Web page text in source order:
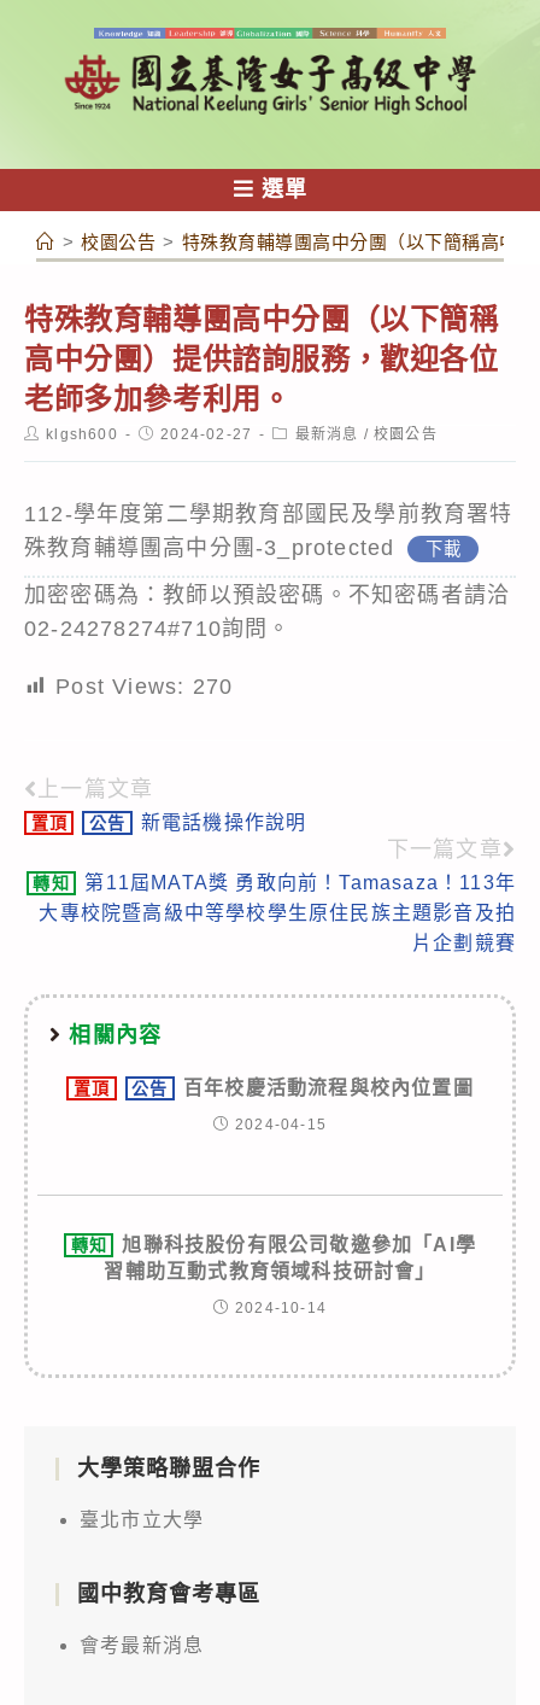
容
選單
> 校園公告 > 特殊教育輔導團高中分團（以下簡稱高中
特殊教育輔導團高中分團（以下簡稱
高中分團）提供諮詢服務，歡迎各位
老師多加參考利用。
Postklgsh600
Post2024-02-27
Post最新消息 / 校園公告
112-學年度第二學期教育部國民及學前教育署特
殊教育輔導團高中分團-3_protected
下載
加密密碼為：教師以預設密碼。不知密碼者請洽
02-24278274#710詢問。
Post Views: 270
Read
more
articles
上一篇文章
置頂 公告 新電話機操作說明
下一篇文章
轉知
第11屆MATA獎 勇敢向前！Tamasaza！113年
大專校院暨高級中等學校學生原住民族主題影音及拍
片企劃競賽
相關內容
置頂 公告 百年校慶活動流程與校內位置圖
2024-04-15
轉知
旭聯科技股份有限公司敬邀參加「AI學
習輔助互動式教育領域科技研討會」
2024-10-14
大學策略聯盟合作
臺北市立大學
國中教育會考專區
會考最新消息